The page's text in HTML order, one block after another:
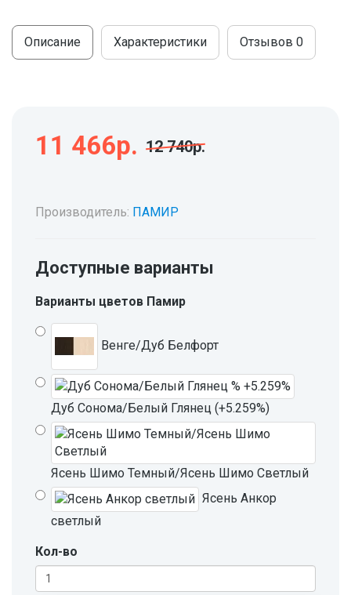
СТОЛЫ ПИСЬМЕННЫЕ
МОЙКИ
Описание Характеристики Отзывов 0
11 466р. 12 740р.
Производитель: ПАМИР
Доступные варианты
Варианты цветов Памир
Венге/Дуб Белфорт
Дуб Сонома/Белый Глянец (+5.259%)
Ясень Шимо Темный/Ясень Шимо Светлый
Ясень Анкор
светлый
Кол-во